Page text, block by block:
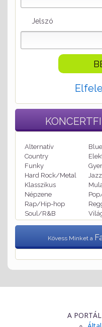
Jelszó
Alternatív
Country
Funky
Hard Rock/Metal
Jazz
Klasszikus
Népzene
Rap/Hip-hop
Soul/R&B
Kövess Minket a
A